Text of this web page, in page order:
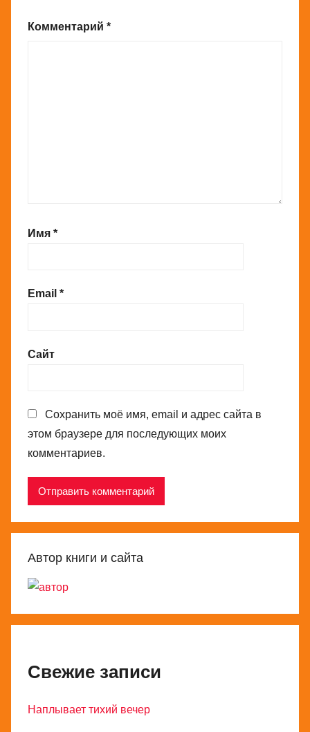
Комментарий *
Имя *
Email *
Сайт
Сохранить моё имя, email и адрес сайта в
этом браузере для последующих моих
комментариев.
Автор книги и сайта
Свежие записи
Наплывает тихий вечер